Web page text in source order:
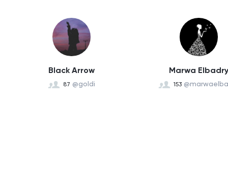
Black Arrow
87 @goldi
Marwa Elbadry
153